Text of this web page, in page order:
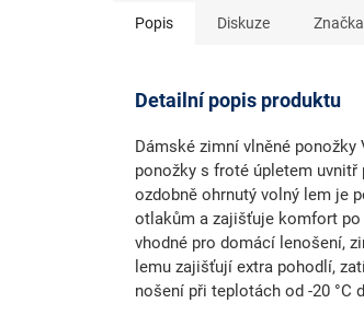
Popis Diskuze Značka
Detailní popis produktu
Dámské zimní vlněné ponožky
ponožky s froté úpletem uvnitř
ozdobně ohrnutý volný lem je
otlakům a zajišťuje komfort po
vhodné pro domácí lenošení,
lemu zajišťují extra pohodlí,
nošení při teplotách od -20 °C